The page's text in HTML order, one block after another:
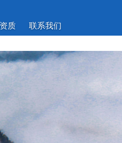
质 联系我们